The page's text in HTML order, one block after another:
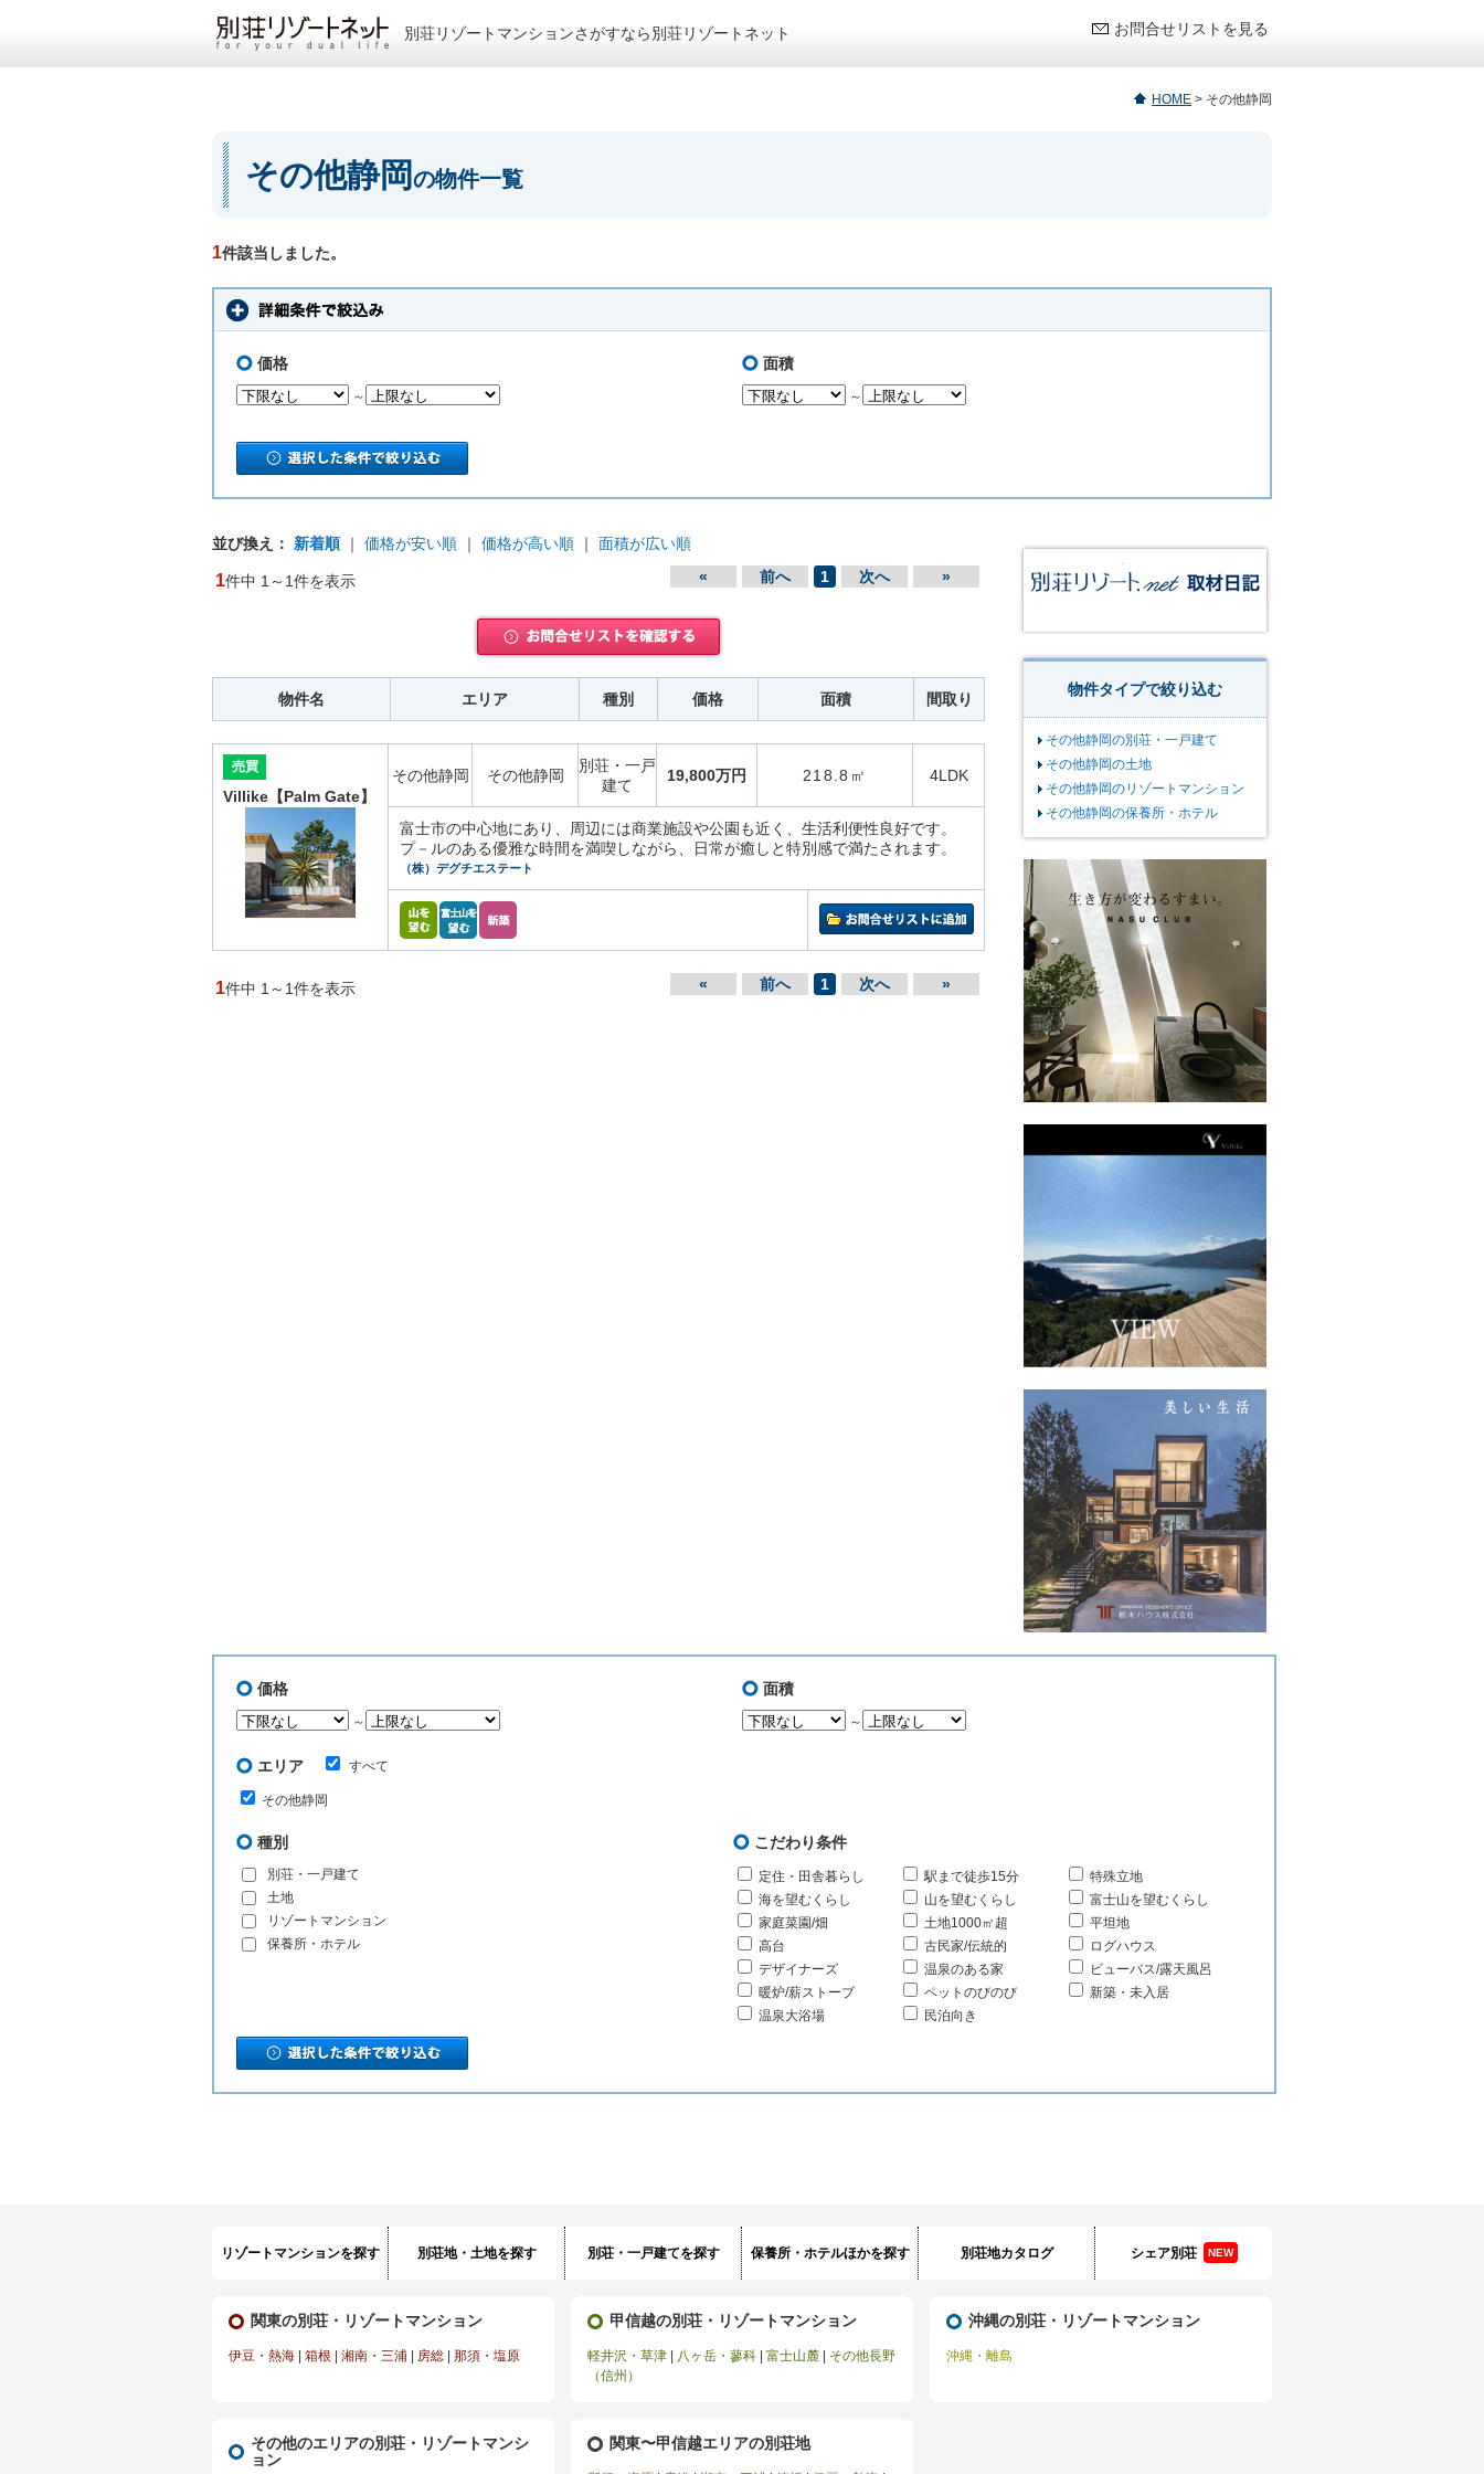
別荘リゾートマンションさがすなら別荘リゾートネット お問合せリストを見る
HOME > その他静岡
その他静岡の物件一覧
1件該当しました。
価格
～
面積
～
並び換え： 新着順 ｜ 価格が安い順 ｜ 価格が高い順 ｜ 面積が広い順
1件中 1～1件を表示 « 前へ 1 次へ »
物件名 エリア 種別 価格 面積 間取り
売買
Villike【Palm Gate】
その他静岡 その他静岡
別荘・一戸
建て
19,800万円 218.8㎡ 4LDK
富士市の中心地にあり、周辺には商業施設や公園も近く、生活利便性良好です。
プ－ルのある優雅な時間を満喫しながら、日常が癒しと特別感で満たされます。
（株）デグチエステート
1件中 1～1件を表示 « 前へ 1 次へ »
物件タイプで絞り込む
その他静岡の別荘・一戸建て
その他静岡の土地
その他静岡のリゾートマンション
その他静岡の保養所・ホテル
価格
～
面積
～
エリア すべて
その他静岡
種別
別荘・一戸建て
土地
リゾートマンション
保養所・ホテル
こだわり条件
定住・田舎暮らし 駅まで徒歩15分
特殊立地
海を望むくらし
山を望むくらし
富士山を望むくらし
家庭菜園/畑
土地1000㎡超
平坦地
高台
古民家/伝統的
ログハウス
デザイナーズ
温泉のある家
ビューバス/露天風呂
暖炉/薪ストーブ
ペットのびのび
新築・未入居
温泉大浴場
民泊向き
リゾートマンションを探す 別荘地・土地を探す 別荘・一戸建てを探す 保養所・ホテルほかを探す 別荘地カタログ シェア別荘 NEW
関東の別荘・リゾートマンション
伊豆・熱海 箱根 湘南・三浦 房総 那須・塩原
甲信越の別荘・リゾートマンション
軽井沢・草津 八ヶ岳・蓼科 富士山麓
その他長野
（信州）
沖縄の別荘・リゾートマンション
沖縄・離島
その他のエリアの別荘・リゾートマンシ
ョン
関東〜甲信越エリアの別荘地